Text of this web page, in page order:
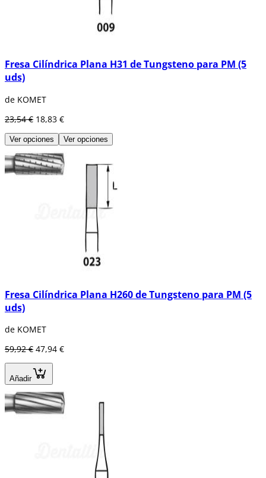
Fresa Cilíndrica Plana H31 de Tungsteno para PM (5
uds)
de KOMET
23,54 € 18,83 €
Ver opciones Ver opciones
Fresa Cilíndrica Plana H260 de Tungsteno para PM (5
uds)
de KOMET
59,92 € 47,94 €
Añadir